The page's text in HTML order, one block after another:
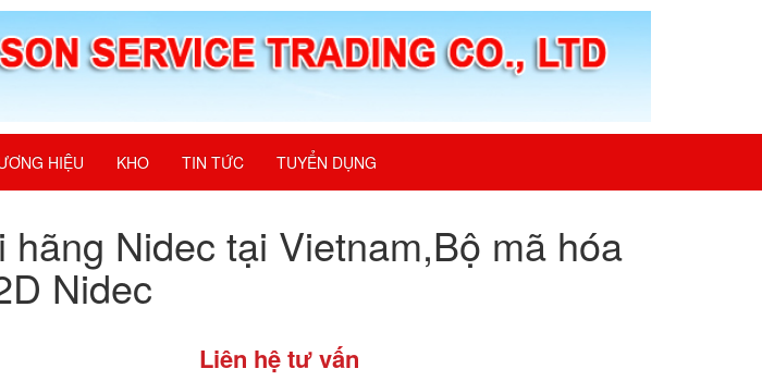
HIỆU KHO TIN TỨC TUYỂN DỤNG
Nidec tại Vietnam,Bộ mã hóa
Nidec
Liên hệ tư vấn